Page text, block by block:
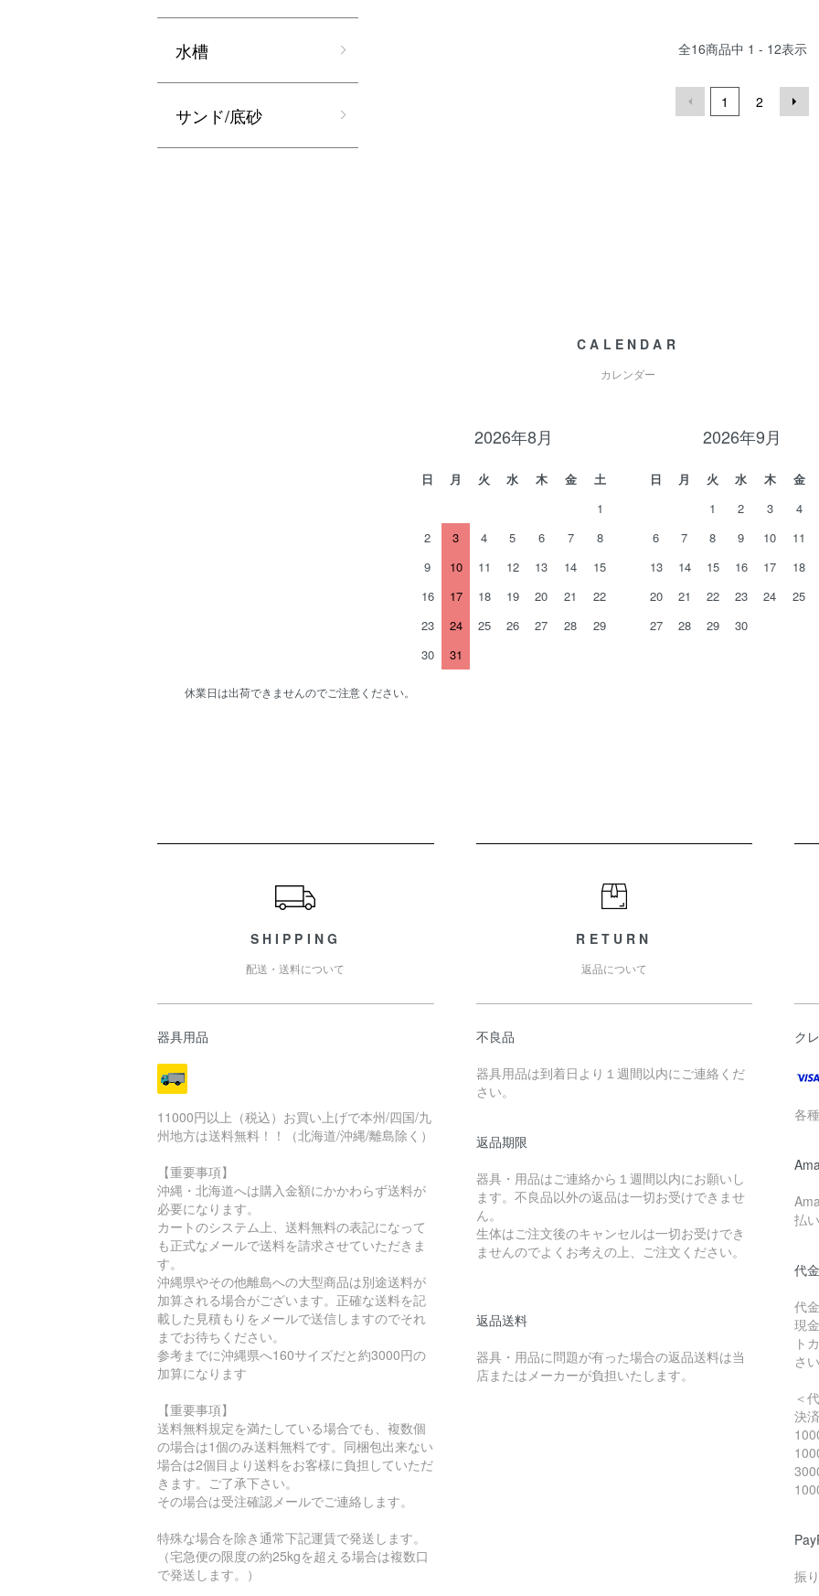
全16商品中 1 - 12表示
1 2
水槽
サンド/底砂
CALENDAR
カレンダー
2026年8月
日 月 火 水 木 金
土
1
2
3 4 5 6 7
8
9
10 11 12 13 14
15
16
17 18 19 20 21
22
23
24 25 26 27 28
29
30
31
2026年9月
日 月 火 水 木 金
1
2 3 4
6
7 8 9 10 11
13
14 15 16 17 18
20
21 22 23 24 25
27
28 29 30
休業日は出荷できませんのでご注意ください。
SHIPPING
配送・送料について
器具用品
11000円以上（税込）お買い上げで本州/四国/九
州地方は送料無料！！（北海道/沖縄/離島除く）
【重要事項】
沖縄・北海道へは購入金額にかかわらず送料が
必要になります。
カートのシステム上、送料無料の表記になって
も正式なメールで送料を請求させていただきま
す。
沖縄県やその他離島への大型商品は別途送料が
加算される場合がございます。正確な送料を記
載した見積もりをメールで送信しますのでそれ
までお待ちください。
参考までに沖縄県へ160サイズだと約3000円の
加算になります
【重要事項】
送料無料規定を満たしている場合でも、複数個
の場合は1個のみ送料無料です。同梱包出来ない
場合は2個目より送料をお客様に負担していただ
きます。ご了承下さい。
その場合は受注確認メールでご連絡します。
特殊な場合を除き通常下記運賃で発送します。
（宅急便の限度の約25kgを超える場合は複数口
で発送します。）
RETURN
返品について
不良品
器具用品は到着日より１週間以内にご連絡くだ
さい。
返品期限
器具・用品はご連絡から１週間以内にお願いし
ます。不良品以外の返品は一切お受けできませ
ん。
生体はご注文後のキャンセルは一切お受けでき
ませんのでよくお考えの上、ご注文ください。
返品送料
器具・用品に問題が有った場合の返品送料は当
店またはメーカーが負担いたします。
ク
各
払
代
代
現
ト
さい
＜
決
振